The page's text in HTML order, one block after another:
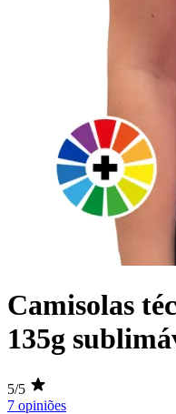
Camisolas
135g
5/5
7 opiniões